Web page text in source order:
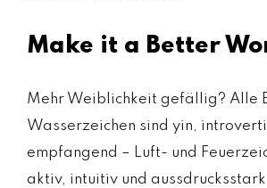
Make it a Better
Mehr Weiblichkeit gefällig? Alle
Wasserzeichen sind yin,
empfangend – Luft- und
aktiv, intuitiv und